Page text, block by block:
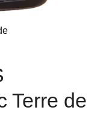
Terre de